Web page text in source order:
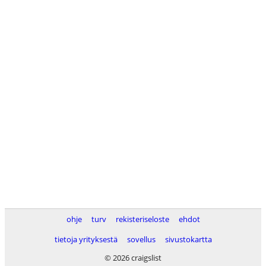
ohje turv rekisteriseloste
ehdot
tietoja yrityksestä
sovellus
sivustokartta
© 2026 craigslist